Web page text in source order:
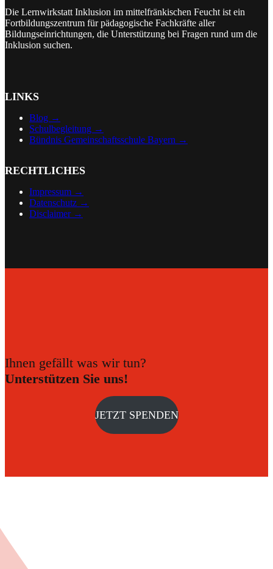
Die Lernwirkstatt Inklusion im mittelfränkischen Feucht ist ein
Fortbildungszentrum für pädagogische Fachkräfte aller
Bildungseinrichtungen, die Unterstützung bei Fragen rund um die
Inklusion suchen.
LINKS
Blog →
Schulbegleitung →
Bündnis Gemeinschaftsschule Bayern →
RECHTLICHES
Impressum →
Datenschutz →
Disclaimer→
Ihnen gefällt was wir tun?
Unterstützen Sie uns!
JETZT SPENDEN